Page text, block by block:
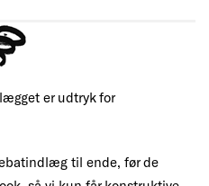
er udtryk for
til ende, før de